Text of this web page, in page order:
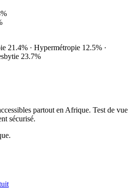
21.4% · Hypermétropie 12.5% ·
23.7%
partout en Afrique. Test de vue
sécurisé.